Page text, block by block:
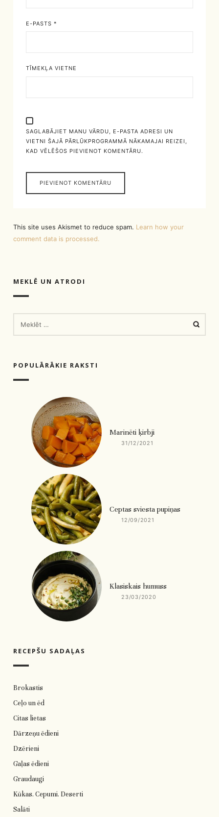
E-PASTS *
TĪMEKĻA VIETNE
SAGLABĀJIET MANU VĀRDU, E-PASTA ADRESI UN
VIETNI ŠAJĀ PĀRLŪKPROGRAMMĀ NĀKAMAJAI REIZEI,
KAD VĒLĒŠOS PIEVIENOT KOMENTĀRU.
This site uses Akismet to reduce spam. Learn how your
comment data is processed.
MEKLĒ UN ATRODI
POPULĀRĀKIE RAKSTI
Marinēti ķirbji
31/12/2021
Ceptas sviesta pupiņas
12/09/2021
Klasiskais humuss
23/03/2020
RECEPŠU SADAĻAS
Brokastis
Ceļo un ēd
Citas lietas
Dārzeņu ēdieni
Dzērieni
Gaļas ēdieni
Graudaugi
Kūkas. Cepumi. Deserti
Salāti